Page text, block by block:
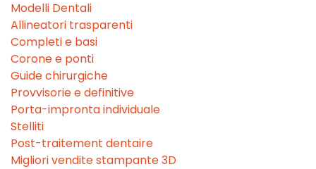
Modelli Dentali
Allineatori trasparenti
Completi e basi
Corone e ponti
Guide chirurgiche
Provvisorie e definitive
Porta-impronta individuale
Stelliti
Post-traitement dentaire
Migliori vendite stampante 3D